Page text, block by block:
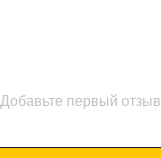
Добавьте первый отзыв